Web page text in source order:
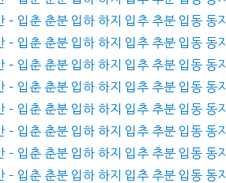
입춘 춘분 입하 하지 입추 추분 입동 동지
입춘 춘분 입하 하지 입추 추분 입동 동지
입춘 춘분 입하 하지 입추 추분 입동 동지
입춘 춘분 입하 하지 입추 추분 입동 동지
입춘 춘분 입하 하지 입추 추분 입동 동지
입춘 춘분 입하 하지 입추 추분 입동 동지
입춘 춘분 입하 하지 입추 추분 입동 동지
입춘 춘분 입하 하지 입추 추분 입동 동지